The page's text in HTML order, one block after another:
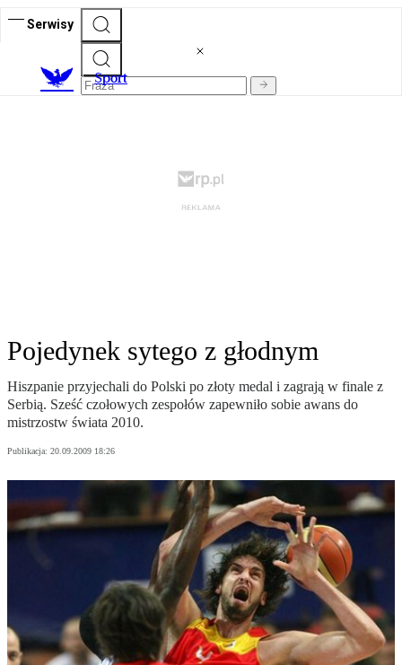
Serwisy
Sport
Pojedynek sytego z głodnym
Hiszpanie przyjechali do Polski po złoty medal i zagrają w finale z
Serbią. Sześć czołowych zespołów zapewniło sobie awans do
mistrzostw świata 2010.
Publikacja: 20.09.2009 18:26